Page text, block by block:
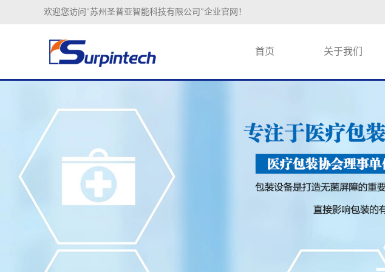
欢迎您访问"苏州圣普亚智能科技有限公司"企业官网！
首页 关于我们